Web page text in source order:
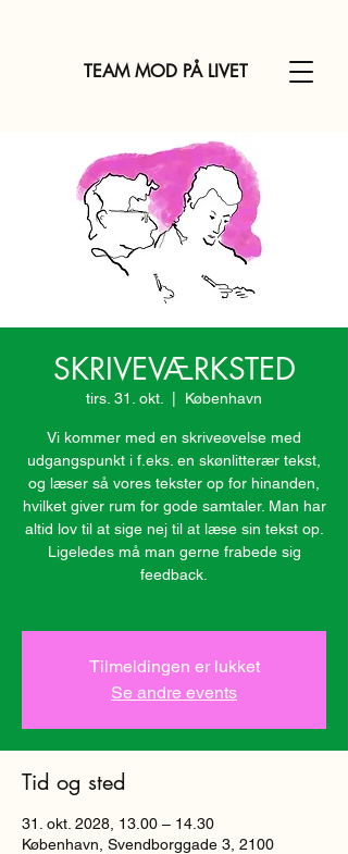
TEAM MOD PÅ LIVET
SKRIVEVÆRKSTED
tirs. 31. okt. København
Vi kommer med en skriveøvelse med
udgangspunkt i f.eks. en skønlitterær tekst,
og læser så vores tekster op for hinanden,
hvilket giver rum for gode samtaler. Man har
altid lov til at sige nej til at læse sin tekst op.
Ligeledes må man gerne frabede sig
feedback.
Tilmeldingen er lukket
Se andre events
Tid og sted
31. okt. 2028, 13.00 – 14.30
København, Svendborggade 3, 2100